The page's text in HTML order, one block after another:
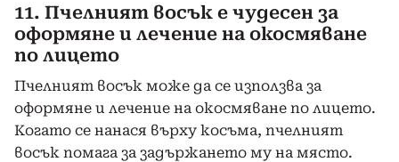
11. Пчелният восък е чудесен за
оформяне и лечение на окосмяване
по лицето
Пчелният восък може да се използва за
оформяне и лечение на окосмяване по лицето.
Когато се нанася върху косъма, пчелният
восък помага за задържането му на място.